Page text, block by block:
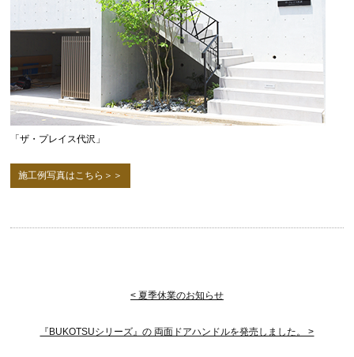
「ザ・プレイス代沢」
施工例写真はこちら＞＞
< 夏季休業のお知らせ
『BUKOTSUシリーズ』の 両面ドアハンドルを発売しました。 >